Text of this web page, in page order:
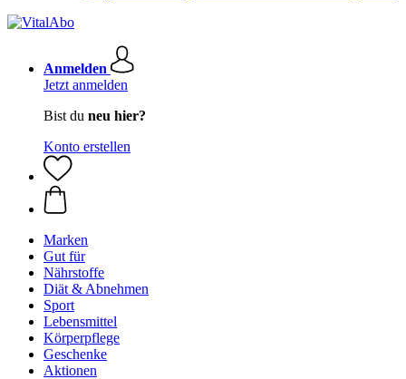
Anmelden
Jetzt anmelden
Bist du neu hier?
Konto erstellen
Marken
Gut für
Nährstoffe
Diät & Abnehmen
Sport
Lebensmittel
Körperpflege
Geschenke
Aktionen